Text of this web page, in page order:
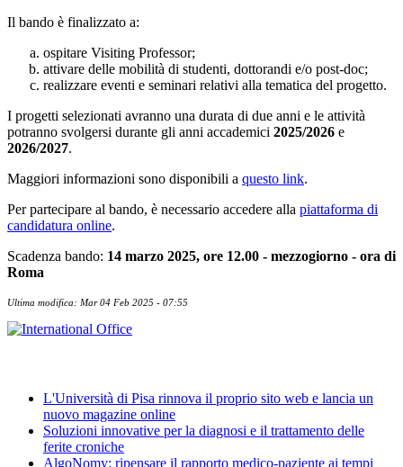
Il bando è finalizzato a:
ospitare Visiting Professor;
attivare delle mobilità di studenti, dottorandi e/o post-doc;
realizzare eventi e seminari relativi alla tematica del progetto.
I progetti selezionati avranno una durata di due anni e le attività
potranno svolgersi durante gli anni accademici 2025/2026 e
2026/2027.
Maggiori informazioni sono disponibili a questo link.
Per partecipare al bando, è necessario accedere alla piattaforma di
candidatura online.
Scadenza bando: 14 marzo 2025, ore 12.00 - mezzogiorno - ora di
Roma
Ultima modifica: Mar 04 Feb 2025 - 07:55
L'Università di Pisa rinnova il proprio sito web e lancia un
nuovo magazine online
Soluzioni innovative per la diagnosi e il trattamento delle
ferite croniche
AlgoNomy: ripensare il rapporto medico-paziente ai tempi